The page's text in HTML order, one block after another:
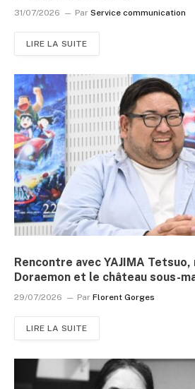
31/07/2026 Par Service communication
LIRE LA SUITE
Rencontre avec YAJIMA
Doraemon et le château sous-
29/07/2026 Par Florent Gorges
LIRE LA SUITE